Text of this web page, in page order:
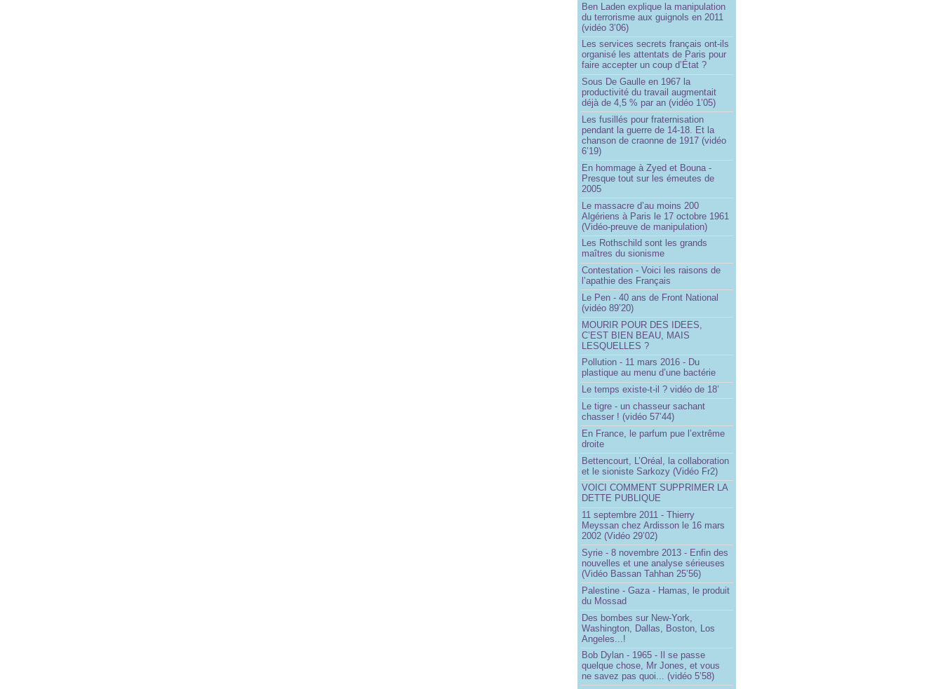
Ben Laden explique la manipulation
du terrorisme aux guignols en 2011
(vidéo 3’06)
Les services secrets français ont-ils
organisé les attentats de Paris pour
faire accepter un coup d’État ?
Sous De Gaulle en 1967 la
productivité du travail augmentait
déjà de 4,5 % par an (vidéo 1’05)
Les fusillés pour fraternisation
pendant la guerre de 14-18. Et la
chanson de craonne de 1917 (vidéo
6’19)
En hommage à Zyed et Bouna -
Presque tout sur les émeutes de
2005
Le massacre d’au moins 200
Algériens à Paris le 17 octobre 1961
(Vidéo-preuve de manipulation)
Les Rothschild sont les grands
maîtres du sionisme
Contestation - Voici les raisons de
l’apathie des Français
Le Pen - 40 ans de Front National
(vidéo 89’20)
MOURIR POUR DES IDEES,
C’EST BIEN BEAU, MAIS
LESQUELLES ?
Pollution - 11 mars 2016 - Du
plastique au menu d’une bactérie
Le temps existe-t-il ? vidéo de 18’
Le tigre - un chasseur sachant
chasser ! (vidéo 57’44)
En France, le parfum pue l’extrême
droite
Bettencourt, L’Oréal, la collaboration
et le sioniste Sarkozy (Vidéo Fr2)
VOICI COMMENT SUPPRIMER LA
DETTE PUBLIQUE
11 septembre 2011 - Thierry
Meyssan chez Ardisson le 16 mars
2002 (Vidéo 29’02)
Syrie - 8 novembre 2013 - Enfin des
nouvelles et une analyse sérieuses
(Vidéo Bassan Tahhan 25’56)
Palestine - Gaza - Hamas, le produit
du Mossad
Des bombes sur New-York,
Washington, Dallas, Boston, Los
Angeles...!
Bob Dylan - 1965 - Il se passe
quelque chose, Mr Jones, et vous
ne savez pas quoi... (vidéo 5’58)